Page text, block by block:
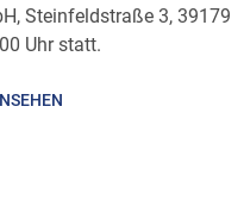
Steinfeldstraße 3, 39179
Uhr statt.